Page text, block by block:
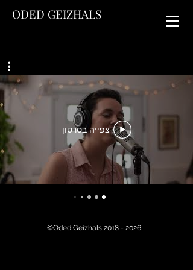
ODED GEIZHALS
צפייה בסרטון
©Oded Geizhals 2018 - 2026